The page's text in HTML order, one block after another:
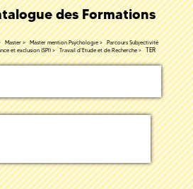
des Formations
Master Master mention Psychologie
Parcours Subjectivité
et exclusion (SPI)
Travail d'Etude et de Recherche TER